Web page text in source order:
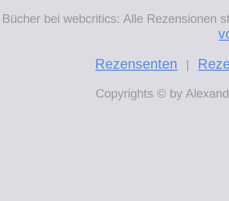
Bücher bei webcritics: Alle Rezensionen
Rezensenten
|
Copyrights © by